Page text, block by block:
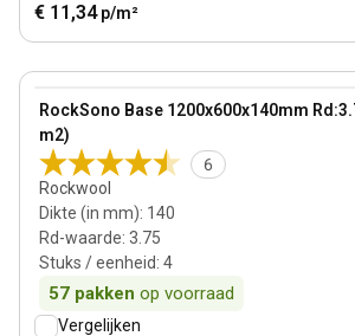
€ 11,34 p/m²
RockSono Base 1200x600x140mm
m2)
6
Rockwool
Dikte (in mm): 140
Rd-waarde: 3.75
Stuks / eenheid: 4
57 pakken op voorraad
View product
Vergelijken